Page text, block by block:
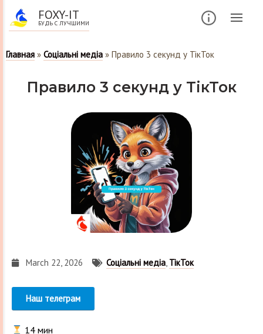
FOXY-IT
БУДЬ С ЛУЧШИМИ
Главная » Соціальні медіа » Правило 3 секунд у ТікТок
Правило 3 секунд у ТікТок
March 22, 2026 Соціальні медіа, ТікТок
Наш телеграм
14 мин